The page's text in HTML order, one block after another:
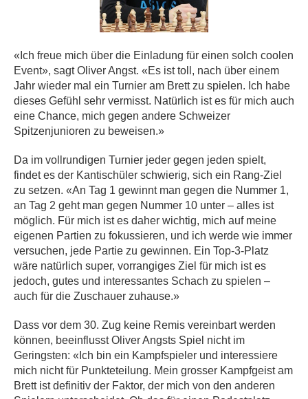
«Ich freue mich über die Einladung für einen solch coolen
Event», sagt Oliver Angst. «Es ist toll, nach über einem
Jahr wieder mal ein Turnier am Brett zu spielen. Ich habe
dieses Gefühl sehr vermisst. Natürlich ist es für mich auch
eine Chance, mich gegen andere Schweizer
Spitzenjunioren zu beweisen.»
Da im vollrundigen Turnier jeder gegen jeden spielt,
findet es der Kantischüler schwierig, sich ein Rang-Ziel
zu setzen. «An Tag 1 gewinnt man gegen die Nummer 1,
an Tag 2 geht man gegen Nummer 10 unter – alles ist
möglich. Für mich ist es daher wichtig, mich auf meine
eigenen Partien zu fokussieren, und ich werde wie immer
versuchen, jede Partie zu gewinnen. Ein Top-3-Platz
wäre natürlich super, vorrangiges Ziel für mich ist es
jedoch, gutes und interessantes Schach zu spielen –
auch für die Zuschauer zuhause.»
Dass vor dem 30. Zug keine Remis vereinbart werden
können, beeinflusst Oliver Angsts Spiel nicht im
Geringsten: «Ich bin ein Kampfspieler und interessiere
mich nicht für Punkteteilung. Mein grosser Kampfgeist am
Brett ist definitiv der Faktor, der mich von den anderen